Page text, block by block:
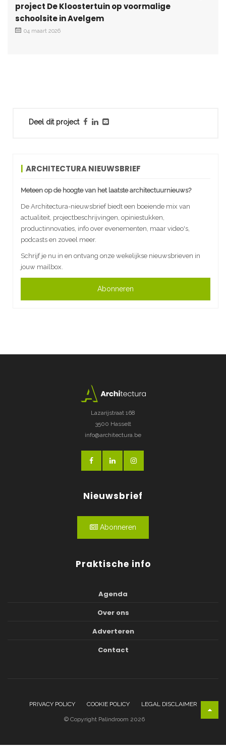
Deel dit project
ARCHITECTURA NIEUWSBRIEF
Meteen op de hoogte van het laatste architectuurnieuws?
De Architectura-nieuwsbrief biedt een boeiende mix van
actualiteit, projectbeschrijvingen, opiniestukken,
productinnovaties, info over evenementen, maar video's,
podcasts en zoveel meer.
Schrijf je nu in en ontvang onze wekelijkse nieuwsbrieven in
jouw mailbox.
Abonneren
project De Kloostertuin op voormalige
schoolsite in Avelgem
04 maart 2026
Lazarijstraat 168
3500 Hasselt
info@architectura.be
Nieuwsbrief
Abonneren
Praktische info
Agenda
Over ons
Adverteren
Contact
PRIVACY POLICY COOKIE POLICY LEGAL DISCLAIMER
© Copyright Palindroom 2026